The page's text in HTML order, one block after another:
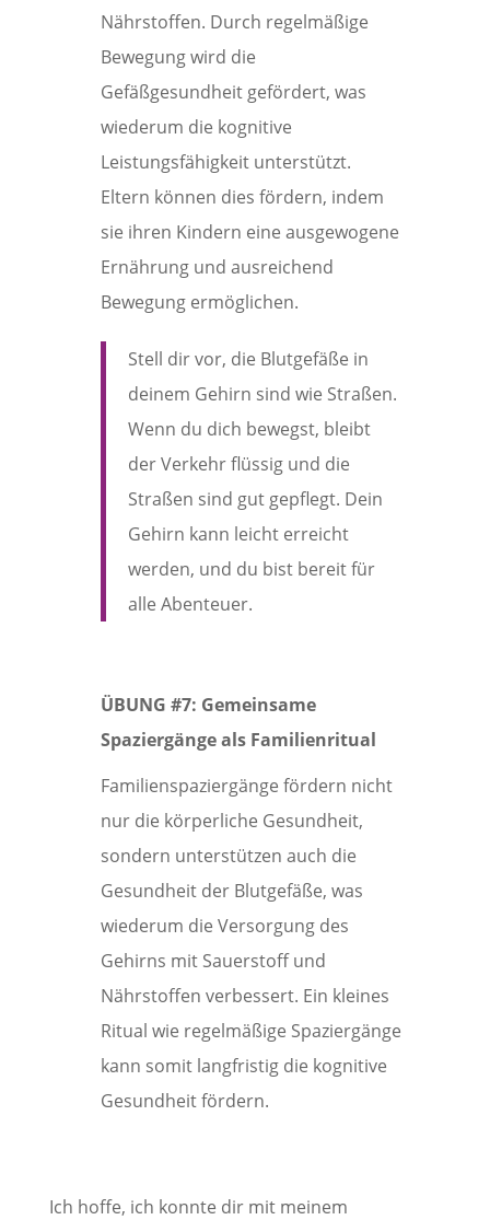
Nährstoffen. Durch regelmäßige
Bewegung wird die
Gefäßgesundheit gefördert, was
wiederum die kognitive
Leistungsfähigkeit unterstützt.
Eltern können dies fördern, indem
sie ihren Kindern eine ausgewogene
Ernährung und ausreichend
Bewegung ermöglichen.
Stell dir vor, die Blutgefäße in
deinem Gehirn sind wie Straßen.
Wenn du dich bewegst, bleibt
der Verkehr flüssig und die
Straßen sind gut gepflegt. Dein
Gehirn kann leicht erreicht
werden, und du bist bereit für
alle Abenteuer.
ÜBUNG #7: Gemeinsame
Spaziergänge als Familienritual
Familienspaziergänge fördern nicht
nur die körperliche Gesundheit,
sondern unterstützen auch die
Gesundheit der Blutgefäße, was
wiederum die Versorgung des
Gehirns mit Sauerstoff und
Nährstoffen verbessert. Ein kleines
Ritual wie regelmäßige Spaziergänge
kann somit langfristig die kognitive
Gesundheit fördern.
Ich hoffe, ich konnte dir mit meinem